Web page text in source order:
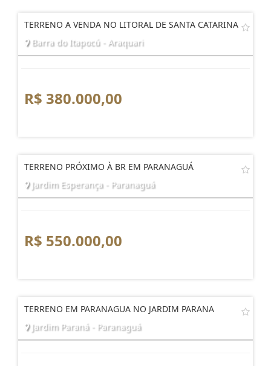
TERRENO A VENDA NO LITORAL DE SANTA CATARINA
Barra do Itapocú - Araquari
R$ 380.000,00
TERRENO PRÓXIMO À BR EM PARANAGUÁ
Jardim Esperança - Paranaguá
R$ 550.000,00
TERRENO EM PARANAGUA NO JARDIM PARANA
Jardim Paraná - Paranaguá